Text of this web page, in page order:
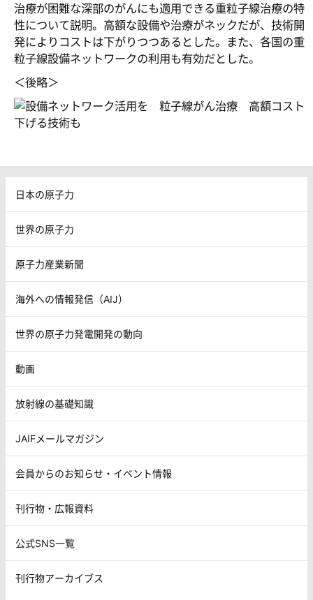
治療が困難な深部のがんにも適用できる重粒子線治療の特
性について説明。高額な設備や治療がネックだが、技術開
発によりコストは下がりつつあるとした。また、各国の重
粒子線設備ネットワークの利用も有効だとした。
＜後略＞
日本の原子力
世界の原子力
原子力産業新聞
海外への情報発信（AIJ）
世界の原子力発電開発の動向
動画
放射線の基礎知識
JAIFメールマガジン
会員からのお知らせ・イベント情報
刊行物・広報資料
公式SNS一覧
刊行物アーカイブス